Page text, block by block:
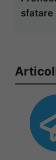
sfatare